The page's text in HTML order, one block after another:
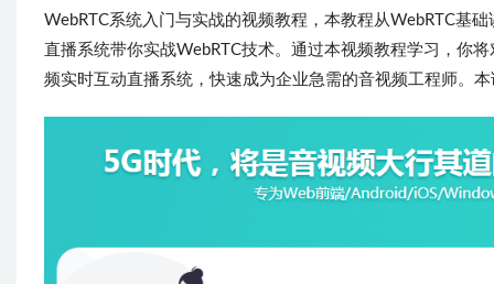
WebRTC系统入门与实战的视频教程，本教程从WebRTC基
直播系统带你实战WebRTC技术。通过本视频教程学习，你
频实时互动直播系统，快速成为企业急需的音视频工程师。